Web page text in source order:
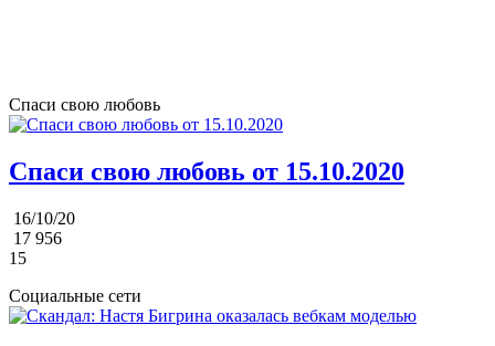
Спаси свою любовь
Спаси свою любовь от 15.10.2020
16/10/20
17 956
15
Социальные сети